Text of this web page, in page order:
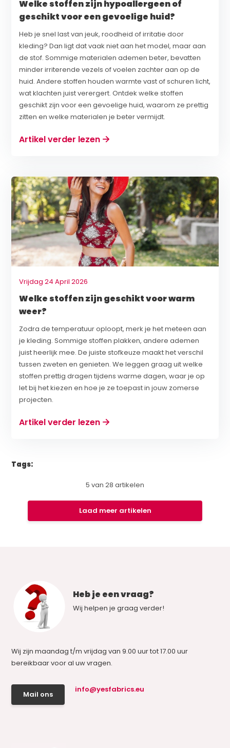
Welke stoffen zijn hypoallergeen of
geschikt voor een gevoelige huid?
Heb je snel last van jeuk, roodheid of irritatie door
kleding? Dan ligt dat vaak niet aan het model, maar aan
de stof. Sommige materialen ademen beter, bevatten
minder irriterende vezels of voelen zachter aan op de
huid. Andere stoffen houden warmte vast of schuren licht,
wat klachten juist verergert. Ontdek welke stoffen
geschikt zijn voor een gevoelige huid, waarom ze prettig
zitten en welke materialen je beter vermijdt.
Artikel verder lezen
Vrijdag 24 April 2026
Welke stoffen zijn geschikt voor warm
weer?
Zodra de temperatuur oploopt, merk je het meteen aan
je kleding. Sommige stoffen plakken, andere ademen
juist heerlijk mee. De juiste stofkeuze maakt het verschil
tussen zweten en genieten. We leggen graag uit welke
stoffen prettig dragen tijdens warme dagen, waar je op
let bij het kiezen en hoe je ze toepast in jouw zomerse
projecten.
Artikel verder lezen
Tags:
5 van 28 artikelen
Laad meer artikelen
Heb je een vraag?
Wij helpen je graag verder!
Wij zijn maandag t/m vrijdag van 9.00 uur tot 17.00 uur
bereikbaar voor al uw vragen.
Mail ons
info@yesfabrics.eu